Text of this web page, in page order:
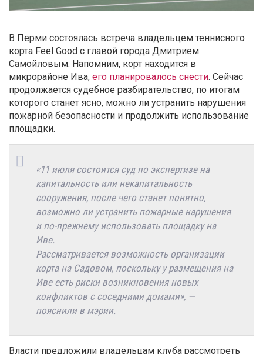
В Перми состоялась встреча владельцем теннисного
корта Feel Good с главой города Дмитрием
Самойловым. Напомним, корт находится в
микрорайоне Ива, его планировалось снести. Сейчас
продолжается судебное разбирательство, по итогам
которого станет ясно, можно ли устранить нарушения
пожарной безопасности и продолжить использование
площадки.
«11 июля состоится суд по экспертизе на
капитальность или некапитальность
сооружения, после чего станет понятно,
возможно ли устранить пожарные нарушения
и по-прежнему использовать площадку на
Иве.
Рассматривается возможность организации
корта на Садовом, поскольку у размещения на
Иве есть риски возникновения новых
конфликтов с соседними домами», —
пояснили в мэрии.
Власти предложили владельцам клуба рассмотреть